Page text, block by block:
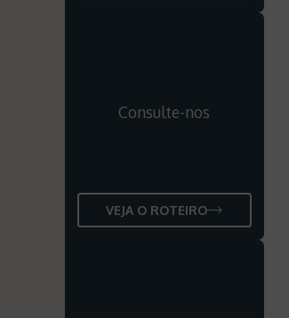
Consulte-nos
VEJA O ROTEIRO